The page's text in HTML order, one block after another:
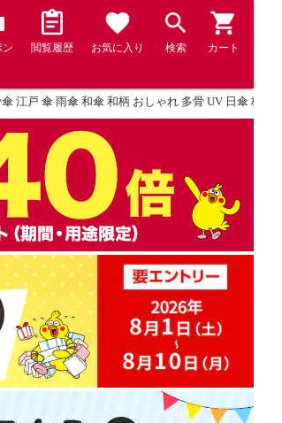
ン 閲覧履歴 お気に入り 検索 カート
江戸 傘 雨傘 和傘 和柄 おしゃれ 多骨 UV 日傘 梅